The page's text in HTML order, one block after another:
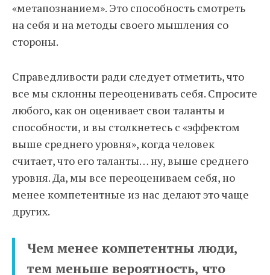
«метапознанием». Это способность смотреть
на себя и на методы своего мышления со
стороны.
Справедливости ради следует отметить, что
все мы склонны переоценивать себя. Спросите
любого, как он оценивает свои таланты и
способности, и вы столкнетесь с «эффектом
выше среднего уровня», когда человек
считает, что его таланты… ну, выше среднего
уровня. Да, мы все переоцениваем себя, но
менее компетентные из нас делают это чаще
других.
Чем менее компетентны люди,
тем меньше вероятность, что